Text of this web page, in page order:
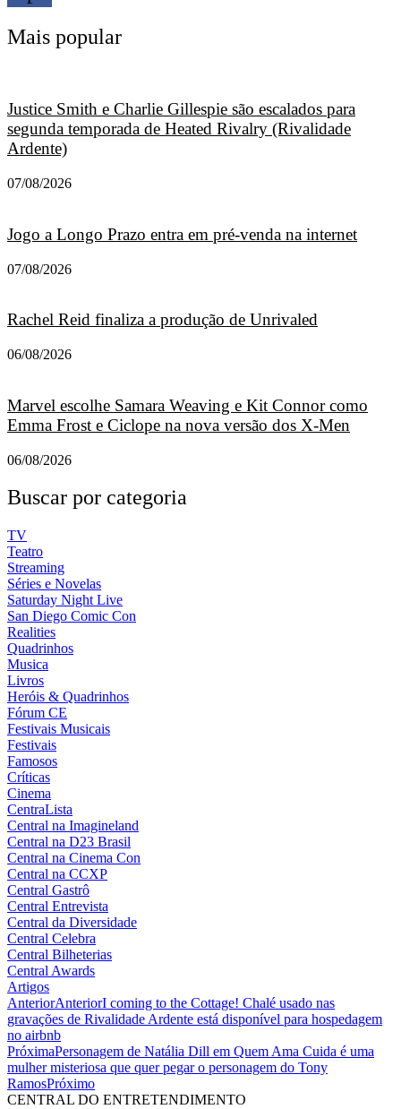
Mais popular
Justice Smith e Charlie Gillespie são escalados para
segunda temporada de Heated Rivalry (Rivalidade
Ardente)
07/08/2026
Jogo a Longo Prazo entra em pré-venda na internet
07/08/2026
Rachel Reid finaliza a produção de Unrivaled
06/08/2026
Marvel escolhe Samara Weaving e Kit Connor como
Emma Frost e Ciclope na nova versão dos X-Men
06/08/2026
Buscar por categoria
TV
Teatro
Streaming
Séries e Novelas
Saturday Night Live
San Diego Comic Con
Realities
Quadrinhos
Musica
Livros
Heróis & Quadrinhos
Fórum CE
Festivais Musicais
Festivais
Famosos
Críticas
Cinema
CentraLista
Central na Imagineland
Central na D23 Brasil
Central na Cinema Con
Central na CCXP
Central Gastrô
Central Entrevista
Central da Diversidade
Central Celebra
Central Bilheterias
Central Awards
Artigos
AnteriorAnteriorI coming to the Cottage! Chalé usado nas
gravações de Rivalidade Ardente está disponível para hospedagem
no airbnb
PróximaPersonagem de Natália Dill em Quem Ama Cuida é uma
mulher misteriosa que quer pegar o personagem do Tony
RamosPróximo
CENTRAL DO ENTRETENDIMENTO